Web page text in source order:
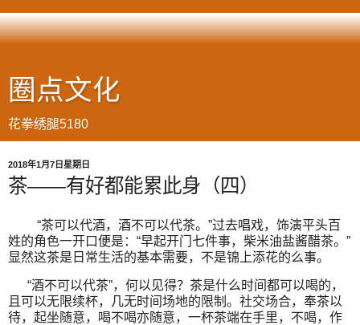
圈点文化
花拳绣腿5180
2018年1月7日星期日
茶——有好都能累此身（四）
“茶可以代酒，酒不可以代茶。”过去唱戏，饰演平头百
姓的角色一开口便是：“早起开门七件事，柴米油盐酱醋茶。”
显然这茶是日常生活的基本需要，不是锦上添花的么事。
“酒不可以代茶”，何以见得？茶是什么时间都可以喝的，
且可以无限续杯，几无时间场地的限制。社交场合，奉茶以
待，起坐随意，喝不喝亦随意，一杯茶端在手里，不喝，作